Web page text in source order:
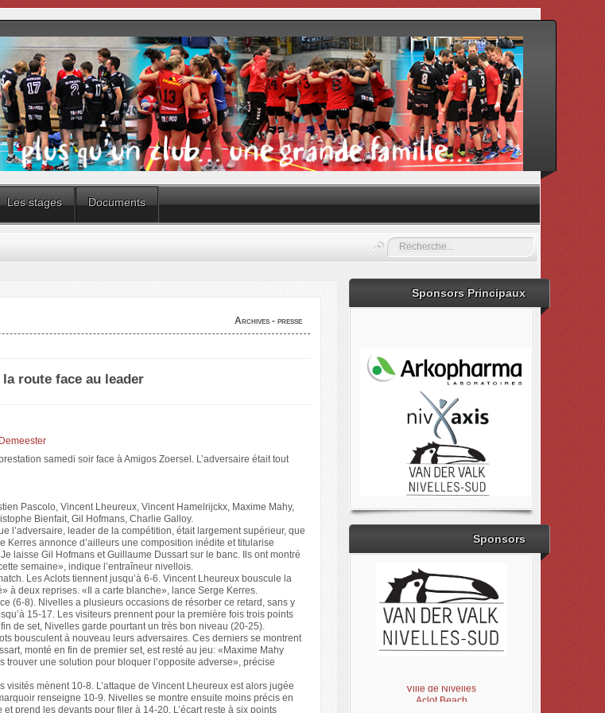
Les stages Documents
Rechercher
Archives - presse
route face au leader
samedi soir face à Amigos Zoersel. L’adversaire était tout
Pascolo, Vincent Lheureux, Vincent Hamelrijckx, Maxime Mahy,
Bienfait, Gil Hofmans, Charlie Galloy.
l’adversaire, leader de la compétition, était largement supérieur, que
Kerres annonce d’ailleurs une composition inédite et titularise
laisse Gil Hofmans et Guillaume Dussart sur le banc. Ils ont montré
semaine», indique l’entraîneur nivellois.
Les Aclots tiennent jusqu’à 6-6. Vincent Lheureux bouscule la
à deux reprises. «Il a carte blanche», lance Serge Kerres.
(6-8). Nivelles a plusieurs occasions de résorber ce retard, sans y
15-17. Les visiteurs prennent pour la première fois trois points
de set, Nivelles garde pourtant un très bon niveau (20-25).
bousculent à nouveau leurs adversaires. Ces derniers se montrent
monté en fin de premier set, est resté au jeu: «Maxime Mahy
trouver une solution pour bloquer l’opposite adverse», précise
visités mènent 10-8. L’attaque de Vincent Lheureux est alors jugée
renseigne 10-9. Nivelles se montre ensuite moins précis en
prend les devants pour filer à 14-20. L’écart reste à six points
Sponsors Principaux
Sponsors
Ville de Nivelles
Aclot Beach